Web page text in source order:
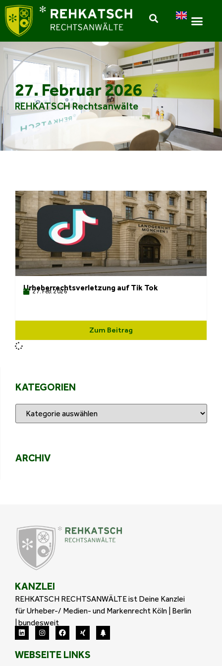
27. Februar 2026
REHKATSCH Rechtsanwälte
Urheberrechtsverletzung auf Tik Tok
27. Feb. 2026
Zum Beitrag
KATEGORIEN
ARCHIV
KANZLEI
REHKATSCH RECHTSANWÄLTE ist Deine Kanzlei
für Urheber-/ Medien- und Markenrecht Köln | Berlin
| bundesweit
WEBSEITE LINKS